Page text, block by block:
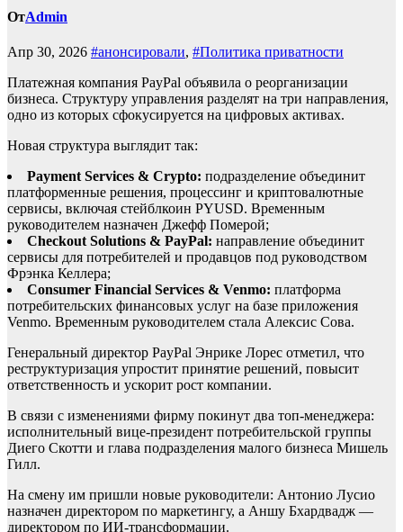
ОтAdmin
Апр 30, 2026 #анонсировали, #Политика приватности
Платежная компания PayPal объявила о реорганизации
бизнеса. Структуру управления разделят на три направления,
одно из которых сфокусируется на цифровых активах.
Новая структура выглядит так:
Payment Services & Crypto: подразделение объединит
платформенные решения, процессинг и криптовалютные
сервисы, включая стейблкоин PYUSD. Временным
руководителем назначен Джефф Померой;
Checkout Solutions & PayPal: направление объединит
сервисы для потребителей и продавцов под руководством
Фрэнка Келлера;
Consumer Financial Services & Venmo: платформа
потребительских финансовых услуг на базе приложения
Venmo. Временным руководителем стала Алексис Сова.
Генеральный директор PayPal Энрике Лорес отметил, что
реструктуризация упростит принятие решений, повысит
ответственность и ускорит рост компании.
В связи с изменениями фирму покинут два топ-менеджера:
исполнительный вице-президент потребительской группы
Диего Скотти и глава подразделения малого бизнеса Мишель
Гилл.
На смену им пришли новые руководители: Антонио Лусио
назначен директором по маркетингу, а Аншу Бхардвадж —
директором по ИИ-трансформации.